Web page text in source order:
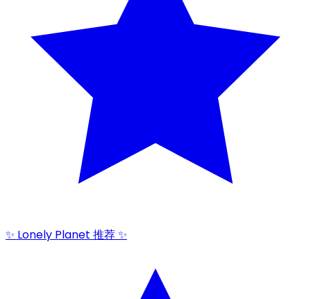
✨ Lonely Planet 推荐 ✨